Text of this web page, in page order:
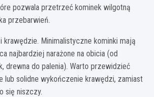
pozwala przetrzeć kominek wilgotną
przebarwień.
krawędzie. Minimalistyczne kominki mają
najbardziej narażone na obicia (od
drewna do palenia). Warto przewidzieć
lub solidne wykończenie krawędzi, zamiast
się niszczy.